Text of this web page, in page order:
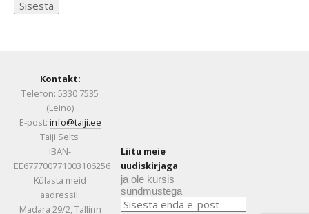
Kontakt:
Telefon: 5330 7535
(Leino)
E-post: info@taiji.ee
Taiji Selts
IBAN-
EE677700771003106256
Külasta meid
aadressil:
Madara 29/2, Tallinn
Liitu meie
uudiskirjaga
ja ole kursis
sündmustega